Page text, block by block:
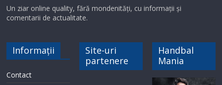
Un ziar online quality, fără mondenități, cu informații și
comentarii de actualitate.
Informații
Contact
Site-uri
partenere
Handbal
Mania